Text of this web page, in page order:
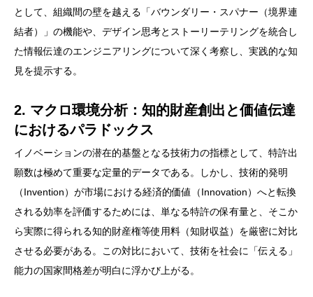
として、組織間の壁を越える「バウンダリー・スパナー（境界連
結者）」の機能や、デザイン思考とストーリーテリングを統合し
た情報伝達のエンジニアリングについて深く考察し、実践的な知
見を提示する。
2. マクロ環境分析：知的財産創出と価値伝達
におけるパラドックス
イノベーションの潜在的基盤となる技術力の指標として、特許出
願数は極めて重要な定量的データである。しかし、技術的発明
（Invention）が市場における経済的価値（Innovation）へと転換
される効率を評価するためには、単なる特許の保有量と、そこか
ら実際に得られる知的財産権等使用料（知財収益）を厳密に対比
させる必要がある。この対比において、技術を社会に「伝える」
能力の国家間格差が明白に浮かび上がる。